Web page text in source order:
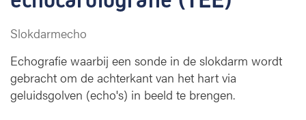
o
s
f
a
g
Slokdarmecho
Echografie waarbij een sonde in de slokdarm wordt
gebracht om de achterkant van het hart via
geluidsgolven (echo's) in beeld te brengen.